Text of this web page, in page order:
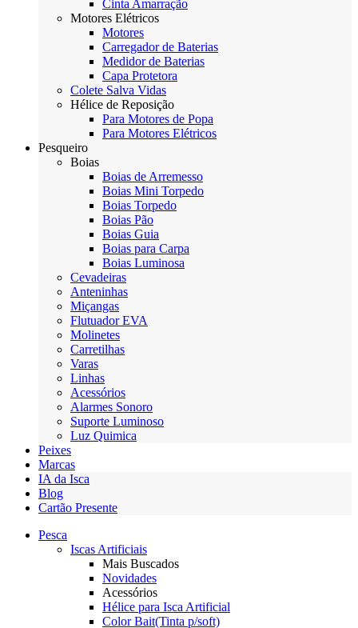
Cinta Amarração
Motores Elétricos
Motores
Carregador de Baterias
Medidor de Baterias
Capa Protetora
Colete Salva Vidas
Hélice de Reposição
Para Motores de Popa
Para Motores Elétricos
Pesqueiro
Boias
Boias de Arremesso
Boias Mini Torpedo
Boias Torpedo
Boias Pão
Boias Guia
Boias para Carpa
Boias Luminosa
Cevadeiras
Anteninhas
Miçangas
Flutuador EVA
Molinetes
Carretilhas
Varas
Linhas
Acessórios
Alarmes Sonoro
Suporte Luminoso
Luz Quimica
Peixes
Marcas
IA da Isca
Blog
Cartão Presente
Pesca
Iscas Artificiais
Mais Buscados
Novidades
Acessórios
Hélice para Isca Artificial
Color Bait(Tinta p/soft)